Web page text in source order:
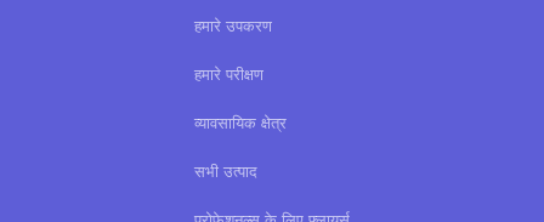
हमारे उपकरण
हमारे परीक्षण
व्यावसायिक क्षेत्र
सभी उत्पाद